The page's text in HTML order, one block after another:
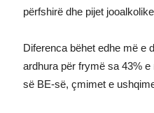
përfshirë dhe pijet
Diferenca bëhet edhe më e
ardhura për frymë sa 43%
së BE-së, çmimet e